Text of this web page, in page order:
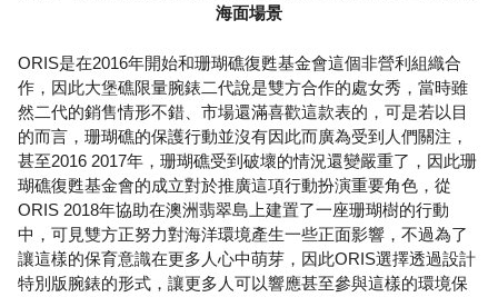
海面場景
ORIS是在2016年開始和珊瑚礁復甦基金會這個非營利組織合
作，因此大堡礁限量腕錶二代說是雙方合作的處女秀，當時雖
然二代的銷售情形不錯、市場還滿喜歡這款表的，可是若以目
的而言，珊瑚礁的保護行動並沒有因此而廣為受到人們關注，
甚至2016 2017年，珊瑚礁受到破壞的情況還變嚴重了，因此珊
瑚礁復甦基金會的成立對於推廣這項行動扮演重要角色，從
ORIS 2018年協助在澳洲翡翠島上建置了一座珊瑚樹的行動
中，可見雙方正努力對海洋環境產生一些正面影響，不過為了
讓這樣的保育意識在更多人心中萌芽，因此ORIS選擇透過設計
特別版腕錶的形式，讓更多人可以響應甚至參與這樣的環境保